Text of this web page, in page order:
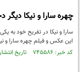
چهره سارا و نیکا
سارا و نیکا در تفریح خود به
این عکس و فیلم چهره سارا و
کد خبر: ۷۴۵۵۸۶ تاریخ انتشار : ۱۴۰۰/۰۷/۱۳